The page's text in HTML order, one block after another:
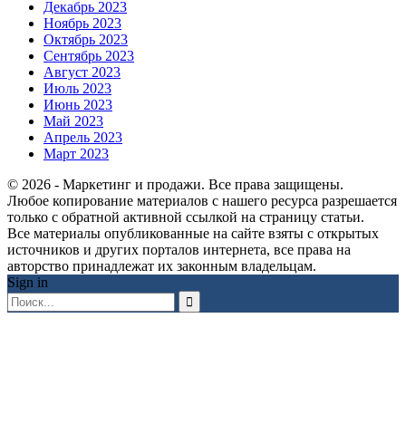
Декабрь 2023
Ноябрь 2023
Октябрь 2023
Сентябрь 2023
Август 2023
Июль 2023
Июнь 2023
Май 2023
Апрель 2023
Март 2023
© 2026 - Маркетинг и продажи. Все права защищены.
Любое копирование материалов с нашего ресурса разрешается
только с обратной активной ссылкой на страницу статьи.
Все материалы опубликованные на сайте взяты с открытых
источников и других порталов интернета, все права на
авторство принадлежат их законным владельцам.
Sign in